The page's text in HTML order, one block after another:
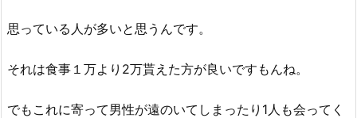
思っている人が多いと思うんです。
それは食事１万より2万貰えた方が良いですもんね。
でもこれに寄って男性が遠のいてしまったり1人も会ってく